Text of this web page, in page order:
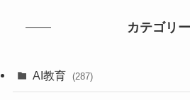
カテゴリー
AI教育 (287)